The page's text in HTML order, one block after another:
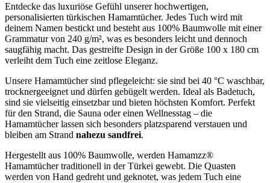
Entdecke das luxuriöse Gefühl unserer hochwertigen,
personalisierten türkischen Hamamtücher. Jedes Tuch wird mit
deinem Namen bestickt und besteht aus 100% Baumwolle mit einer
Grammatur von 240 g/m², was es besonders leicht und dennoch
saugfähig macht. Das gestreifte Design in der Größe 100 x 180 cm
verleiht dem Tuch eine zeitlose Eleganz.
Unsere Hamamtücher sind pflegeleicht: sie sind bei 40 °C waschbar,
trocknergeeignet und dürfen gebügelt werden. Ideal als Badetuch,
sind sie vielseitig einsetzbar und bieten höchsten Komfort. Perfekt
für den Strand, die Sauna oder einen Wellnesstag – die
Hamamtücher lassen sich besonders platzsparend verstauen und
bleiben am Strand nahezu sandfrei.
Hergestellt aus 100% Baumwolle, werden Hamamzz®
Hamamtücher traditionell in der Türkei gewebt. Die Quasten
werden von Hand gedreht und geknotet, was jedem Tuch eine